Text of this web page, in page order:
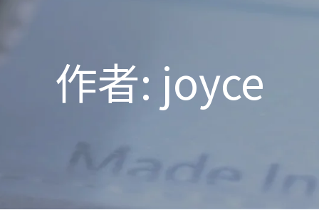
作者: joyce